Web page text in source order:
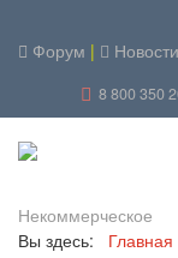
Форум | Новости
8 800 350
Вы здесь: Главная